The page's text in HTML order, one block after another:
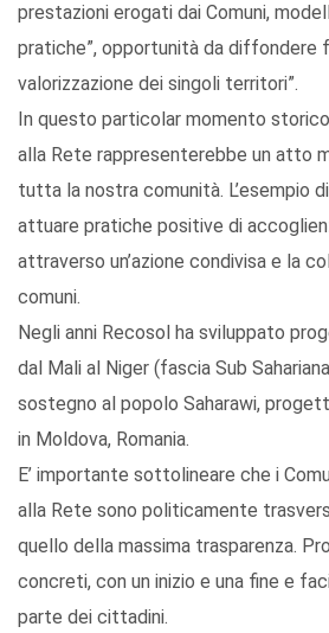
prestazioni erogati dai Comuni,
pratiche”, opportunità da diffondere
valorizzazione dei singoli territori”.
In questo particolar momento
alla Rete rappresenterebbe un atto
tutta la nostra comunità. L’esempio
attuare pratiche positive di
attraverso un’azione condivisa e la
comuni.
Negli anni Recosol ha sviluppato
dal Mali al Niger (fascia Sub
sostegno al popolo Saharawi,
in Moldova, Romania.
E’ importante sottolineare che i
alla Rete sono politicamente
quello della massima trasparenza.
concreti, con un inizio e una fine e
parte dei cittadini.